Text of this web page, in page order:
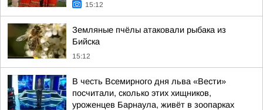
15:12
Земляные пчёлы атаковали рыбака из
Бийска
15:12
В честь Всемирного дня льва «Вести»
посчитали, сколько этих хищников,
уроженцев Барнаула, живёт в зоопарках